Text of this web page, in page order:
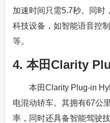
加速时间只需5.7秒。同时
科技设备，如智能语音控
等。
4. 本田Clarity
本田Clarity Plug-in
电混动轿车。其拥有67公
率，同时还具备智能驾驶